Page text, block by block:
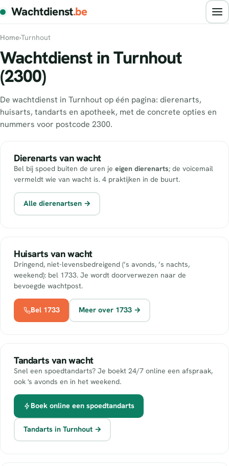
Wachtdienst.be
Home›Turnhout
Wachtdienst in Turnhout
(2300)
De wachtdienst in Turnhout op één pagina: dierenarts,
huisarts, tandarts en apotheek, met de concrete opties en
nummers voor postcode 2300.
Dierenarts van wacht
Bel bij spoed buiten de uren je eigen dierenarts; de voicemail
vermeldt wie van wacht is. 4 praktijken in de buurt.
Alle dierenartsen →
Huisarts van wacht
Dringend, niet-levensbedreigend (’s avonds, ’s nachts,
weekend): bel 1733. Je wordt doorverwezen naar de
bevoegde wachtpost.
Bel 1733 Meer over 1733 →
Tandarts van wacht
Snel een spoedtandarts? Je boekt 24/7 online een afspraak,
ook 's avonds en in het weekend.
Boek online een spoedtandarts
Tandarts in Turnhout →